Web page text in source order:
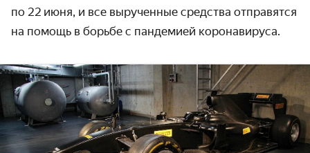
по 22 июня, и все вырученные средства отправятся
на помощь в борьбе с пандемией коронавируса.